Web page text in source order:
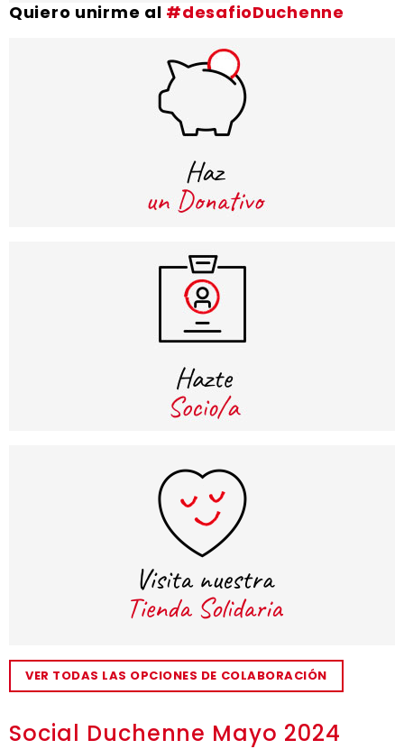
Social Duchenne Mayo 2024
Quiero unirme al #desafioDuchenne
VER TODAS LAS OPCIONES DE COLABORACIÓN